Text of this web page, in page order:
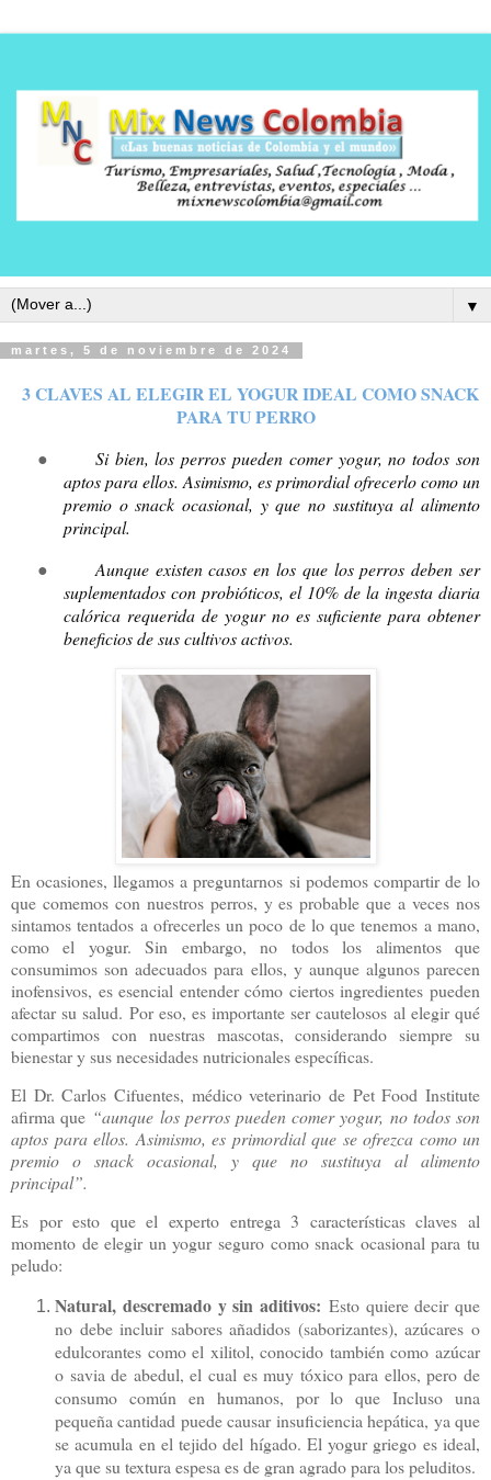
▼
martes, 5 de noviembre de 2024
3 CLAVES AL ELEGIR EL YOGUR IDEAL COMO SNACK
PARA TU PERRO
●
Si bien, los perros pueden comer yogur, no todos son
aptos para ellos. Asimismo, es primordial ofrecerlo como un
premio o snack ocasional, y que no sustituya al alimento
principal.
●
Aunque existen casos en los que los perros deben ser
suplementados con probióticos, el 10% de la ingesta diaria
calórica requerida de yogur no es suficiente para obtener
beneficios de sus cultivos activos.
En ocasiones, llegamos a preguntarnos si podemos compartir de lo
que comemos con nuestros perros, y es probable que a veces nos
sintamos tentados a ofrecerles un poco de lo que tenemos a mano,
como el yogur. Sin embargo, no todos los alimentos que
consumimos son adecuados para ellos, y aunque algunos parecen
inofensivos, es esencial entender cómo ciertos ingredientes pueden
afectar su salud. Por eso, es importante ser cautelosos al elegir qué
compartimos con nuestras mascotas, considerando siempre su
bienestar y sus necesidades nutricionales específicas.
El Dr. Carlos Cifuentes, médico veterinario de Pet Food Institute
afirma que “aunque los perros pueden comer yogur, no todos son
aptos para ellos. Asimismo, es primordial que se ofrezca como un
premio o snack ocasional, y que no sustituya al alimento
principal”.
Es por esto que el experto entrega 3 características claves al
momento de elegir un yogur seguro como snack ocasional para tu
peludo:
Natural, descremado y sin aditivos: Esto quiere decir que
no debe incluir sabores añadidos (saborizantes), azúcares o
edulcorantes como el xilitol, conocido también como azúcar
o savia de abedul, el cual es muy tóxico para ellos, pero de
consumo común en humanos, por lo que Incluso una
pequeña cantidad puede causar insuficiencia hepática, ya que
se acumula en el tejido del hígado. El yogur griego es ideal,
ya que su textura espesa es de gran agrado para los peluditos.